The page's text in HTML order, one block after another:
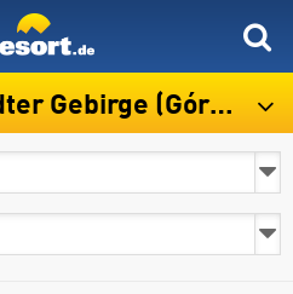
(Góry Bystrzyckie)